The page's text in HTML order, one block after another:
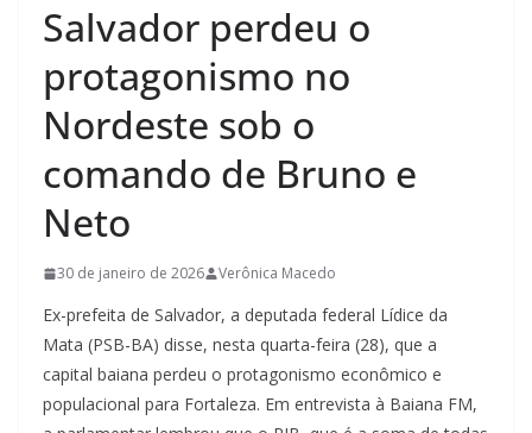
Salvador perdeu o
protagonismo no
Nordeste sob o
comando de Bruno e
Neto
30 de janeiro de 2026 Verônica Macedo
Ex-prefeita de Salvador, a deputada federal Lídice da
Mata (PSB-BA) disse, nesta quarta-feira (28), que a
capital baiana perdeu o protagonismo econômico e
populacional para Fortaleza. Em entrevista à Baiana FM,